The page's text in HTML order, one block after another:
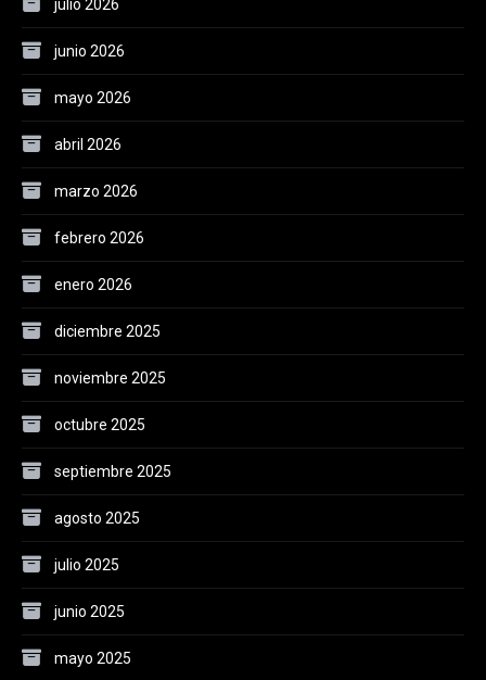
julio 2026
junio 2026
mayo 2026
abril 2026
marzo 2026
febrero 2026
enero 2026
diciembre 2025
noviembre 2025
octubre 2025
septiembre 2025
agosto 2025
julio 2025
junio 2025
mayo 2025